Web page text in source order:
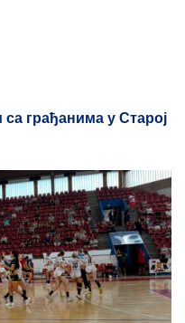
грађанима у Старој